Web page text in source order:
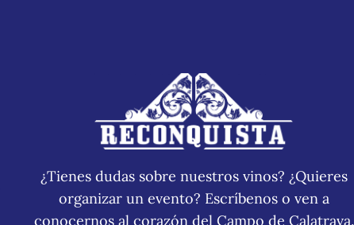
¿Tienes dudas sobre nuestros vinos? ¿Quieres
organizar un evento? Escríbenos o ven a
conocernos al corazón del Campo de Calatrava.